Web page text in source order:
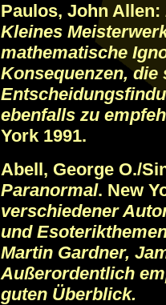
Paulos, John Allen:
Kleines
mathematische
Konsequenzen,
ebenfalls zu
York 1991.
Abell, George O./
Paranormal. New
verschiedener
und
Martin Gardner,
Außerordentlich
guten Überblick.